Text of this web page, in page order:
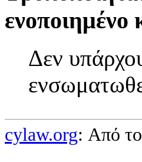
ενοποιημένο
Δεν
cylaw.org: Από